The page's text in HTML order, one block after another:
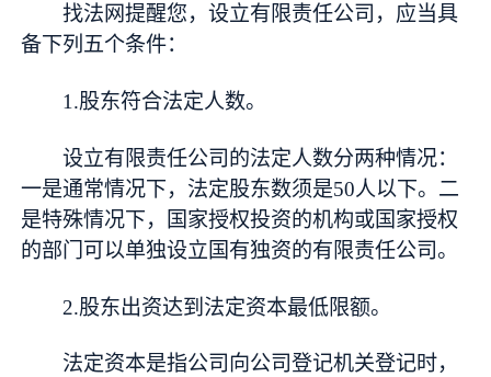
找法网提醒您，设立有限责任公司，应当具
备下列五个条件：
1.股东符合法定人数。
设立有限责任公司的法定人数分两种情况：
一是通常情况下，法定股东数须是50人以下。二
是特殊情况下，国家授权投资的机构或国家授权
的部门可以单独设立国有独资的有限责任公司。
2.股东出资达到法定资本最低限额。
法定资本是指公司向公司登记机关登记时，